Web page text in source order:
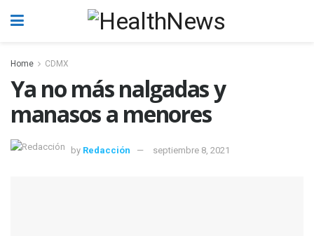
Home CDMX
Ya no más nalgadas y
manasos a menores
by Redacción septiembre 8, 2021